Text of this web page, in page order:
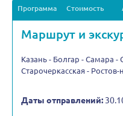
Программа Стоимость
Маршрут и
Казань - Болгар - Самара -
Старочеркасская - Ростов-
Даты отправлений: